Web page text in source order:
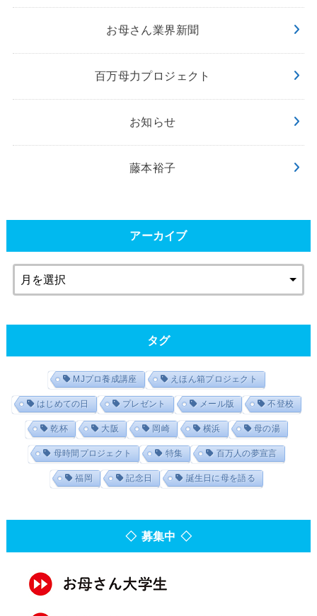
お母さん業界新聞
百万母力プロジェクト
お知らせ
藤本裕子
アーカイブ
タグ
MJプロ養成講座 えほん箱プロジェクト
はじめての日 プレゼント メール版 不登校
乾杯 大阪 岡崎 横浜 母の湯
母時間プロジェクト 特集 百万人の夢宣言
福岡 記念日 誕生日に母を語る
◇ 募集中 ◇